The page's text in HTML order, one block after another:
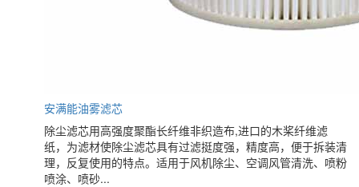
安满能油雾滤芯
除尘滤芯用高强度聚酯长纤维非织造布,进口的木桨纤维滤
纸，为滤材使除尘滤芯具有过滤挺度强，精度高，便于拆装清
理，反复使用的特点。适用于风机除尘、空调风管清洗、喷粉
喷涂、喷砂...